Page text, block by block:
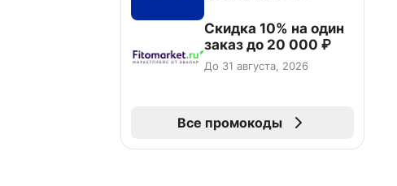
Скидка 10% на один
заказ до 20 000 ₽
До 31 августа, 2026
Все промокоды